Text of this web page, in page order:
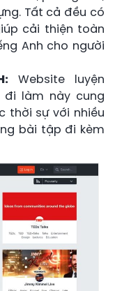
Tất cả đều có
cải thiện toàn
Anh cho người
Website luyện
đi làm này cung
thời sự với nhiều
bài tập đi kèm